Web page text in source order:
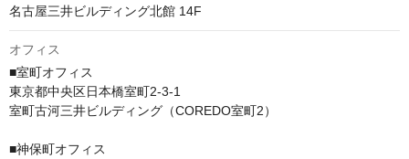
名古屋三井ビルディング北館 14F
オフィス
■室町オフィス
東京都中央区日本橋室町2-3-1
室町古河三井ビルディング（COREDO室町2）
■神保町オフィス